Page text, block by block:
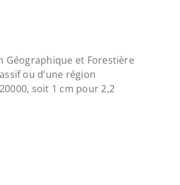
Géographique et Forestière
ou d’une région
, soit 1 cm pour 2,2